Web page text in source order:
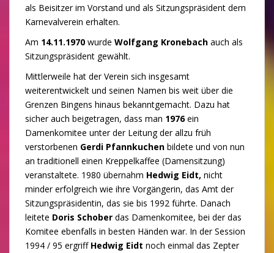
als Beisitzer im Vorstand und als Sitzungspräsident dem
Karnevalverein erhalten.
Am 14.11.1970 wurde Wolfgang Kronebach auch als
Sitzungspräsident gewählt.
Mittlerweile hat der Verein sich insgesamt
weiterentwickelt und seinen Namen bis weit über die
Grenzen Bingens hinaus bekanntgemacht. Dazu hat
sicher auch beigetragen, dass man 1976ein
Damenkomitee unter der Leitung der allzu früh
verstorbenen Gerdi Pfannkuchen bildete und von nun
an traditionell einen Kreppelkaffee (Damensitzung)
veranstaltete. 1980 übernahm Hedwig Eidt, nicht
minder erfolgreich wie ihre Vorgängerin, das Amt der
Sitzungspräsidentin, das sie bis 1992 führte. Danach
leitete Doris Schober das Damenkomitee, bei der das
Komitee ebenfalls in besten Händen war. In der Session
1994 / 95 ergriff Hedwig Eidt noch einmal das Zepter